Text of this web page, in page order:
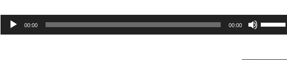
Audio-
Player
00:00 00:00
Hoch/
um